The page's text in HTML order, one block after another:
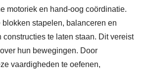
motoriek en hand-oog coördinatie.
blokken stapelen, balanceren en
constructies te laten staan. Dit vereist
hun bewegingen. Door
vaardigheden te oefenen,